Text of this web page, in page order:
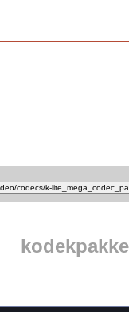
kodekpakke